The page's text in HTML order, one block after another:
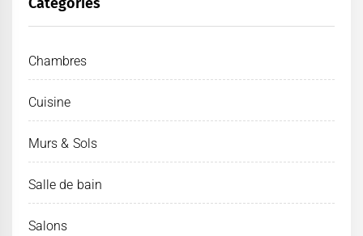
Chambres
Cuisine
Murs & Sols
Salle de bain
Salons